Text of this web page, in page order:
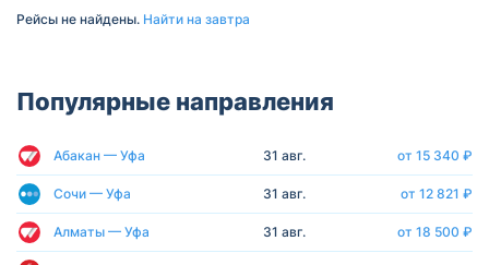
Рейсы не найдены. Найти на завтра
Популярные направления
Абакан — Уфа 31 авг. от 15 340 ₽
Сочи — Уфа 31 авг. от 12 821 ₽
Алматы — Уфа 31 авг. от 18 500 ₽